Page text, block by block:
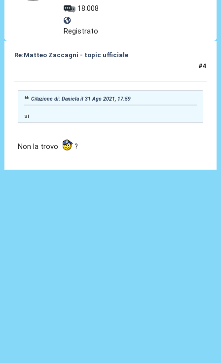
18.008
Registrato
Re:Matteo Zaccagni - topic ufficiale
#4
Citazione di: Daniela il 31 Ago 2021, 17:59
si
Non la trovo ?